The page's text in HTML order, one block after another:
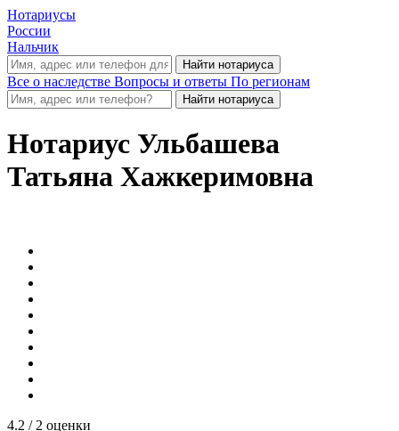
Нотариусы
России
Нальчик
Все о наследстве Вопросы и ответы По регионам
Нотариус Ульбашева
Татьяна Хажкеримовна
4.2 / 2 оценки